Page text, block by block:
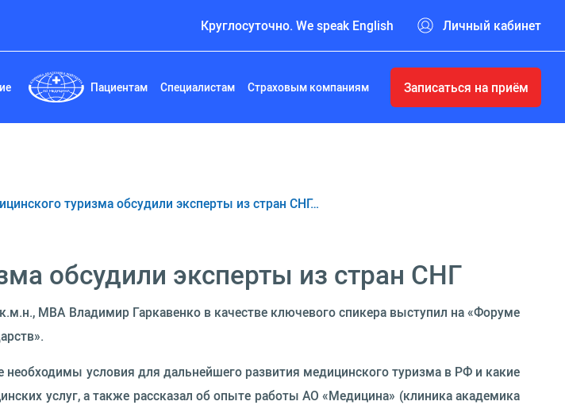
Круглосуточно. We speak English Личный кабинет
Пациентам Специалистам Страховым компаниям Записаться на приём
туризма обсудили эксперты из стран СНГ…
обсудили эксперты из стран СНГ
МВА Владимир Гаркавенко в качестве ключевого спикера выступил на «Форуме
условия для дальнейшего развития медицинского туризма в РФ и какие
услуг, а также рассказал об опыте работы АО «Медицина» (клиника академика